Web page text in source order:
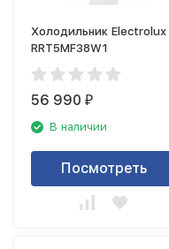
Холодильник Electrolux
RRT5MF38W1
56 990₽
В наличии
Посмотреть